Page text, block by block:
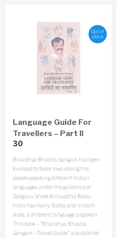
Out of
stock
Language Guide For
Travellers – Part II
30
Bharatiya Bhasha Sangam has been
founded to foster love among the
people speaking different Indian
languages under the guidance of
Sadguru Shree Aniruddha Bapu.
India has many States and in each
state, a different language is spoken.
This book – “Bharatiya Bhasha
Sangam – Travel Guide” is published